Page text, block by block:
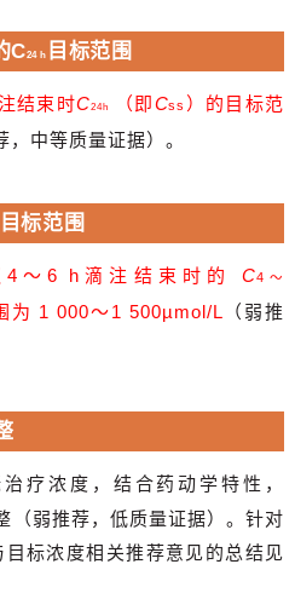
C24 h 目标范围
结束时C24h （即Css ）的目标范
， 中等质量证据）。
目标范围
4 ～6 h 滴注结束时的 C4 ～
为 1 000～1 500µmol/L （弱推
疗浓度，结合药动学特性，
（弱推荐，低质量证据）。针对
目标浓度相关推荐意见的总结见